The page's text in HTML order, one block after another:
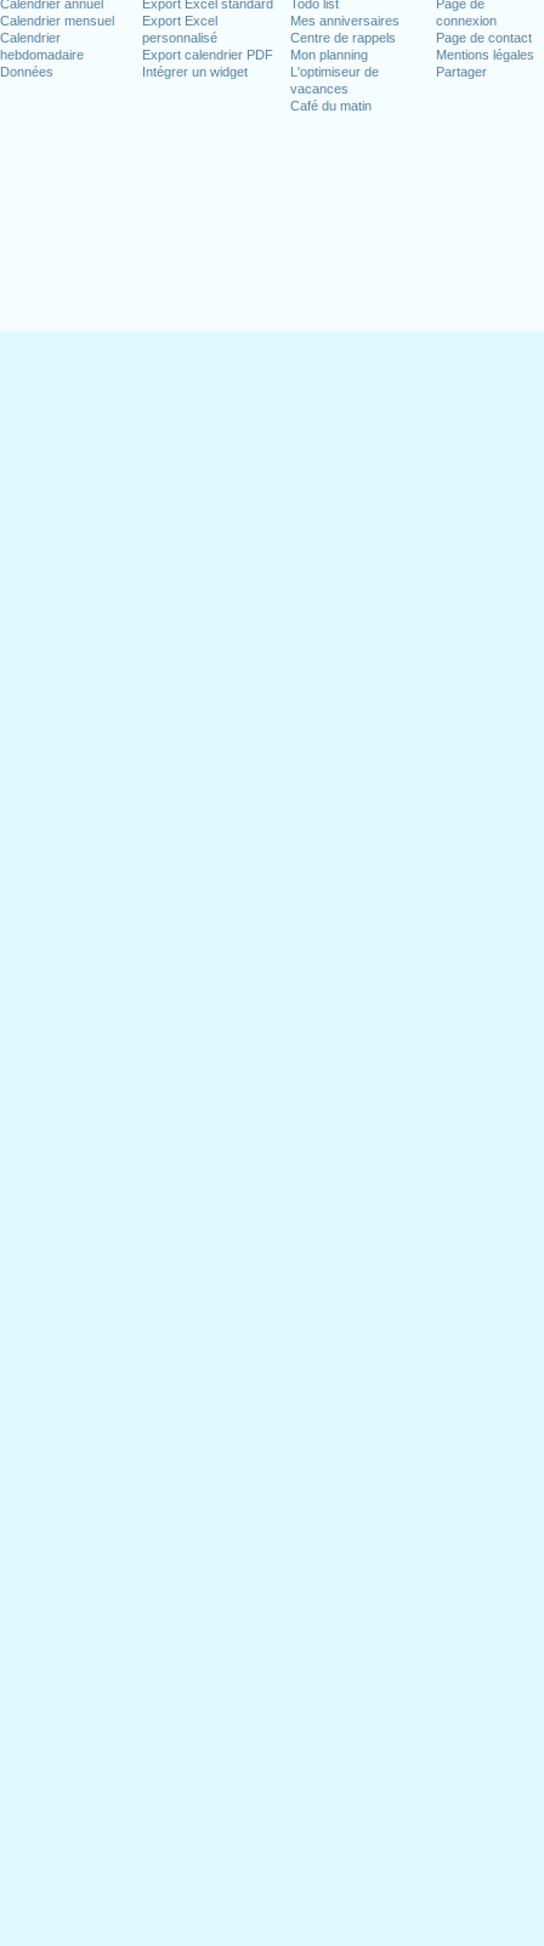
Calendrier annuel
Calendrier mensuel
Calendrier
hebdomadaire
Données
Export Excel standard
Export Excel
personnalisé
Export calendrier PDF
Intégrer un widget
Todo list
Mes anniversaires
Centre de rappels
Mon planning
L'optimiseur de
vacances
Café du matin
Page de
connexion
Page de contact
Mentions légales
Partager